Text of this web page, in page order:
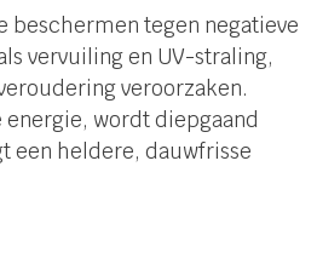
beschermen tegen negatieve
vervuiling en UV-straling,
veroorzaken.
wordt diepgaand
een heldere, dauwfrisse